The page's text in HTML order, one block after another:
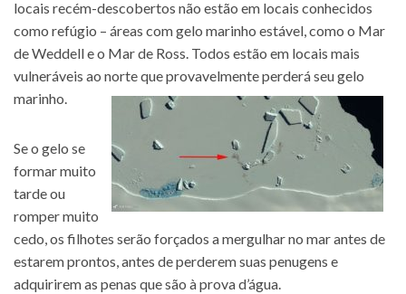
locais recém-descobertos não estão em locais conhecidos
como refúgio – áreas com gelo marinho estável, como o Mar
de Weddell e o Mar de Ross. Todos estão em locais mais
vulneráveis ao norte que provavelmente perderá seu gelo
marinho.
Se o gelo se
formar muito
tarde ou
romper muito
cedo, os filhotes serão forçados a mergulhar no mar antes de
estarem prontos, antes de perderem suas penugens e
adquirirem as penas que são à prova d’água.